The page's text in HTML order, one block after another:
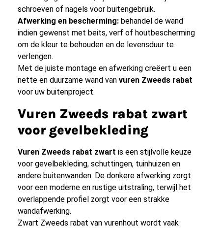
schroeven of nagels voor buitengebruik.
Afwerking en bescherming: behandel de wand
indien gewenst met beits, verf of houtbescherming
om de kleur te behouden en de levensduur te
verlengen.
Met de juiste montage en afwerking creëert u een
nette en duurzame wand van vuren Zweeds rabat
voor uw buitenproject.
Vuren Zweeds rabat zwart
voor gevelbekleding
Vuren Zweeds rabat zwart is een stijlvolle keuze
voor gevelbekleding, schuttingen, tuinhuizen en
andere buitenwanden. De donkere afwerking zorgt
voor een moderne en rustige uitstraling, terwijl het
overlappende profiel zorgt voor een strakke
wandafwerking.
Zwart Zweeds rabat van vurenhout wordt vaak